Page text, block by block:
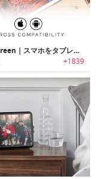
Superscreen｜スマホをタブレットに変身させる10.1インチのHDディスプレイ「スーパースクリーン」
+1839